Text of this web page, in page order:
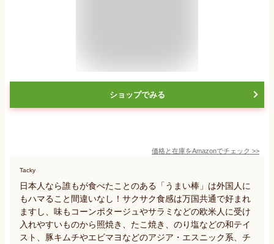
ショップでみる
価格と在庫をAmazonでチェック >>
Tacky
日本人なら誰もが食べたことのある「うまい棒」は外国人に
もハマること間違いなし！サクサク食感は万国共通で好まれ
ますし、味もコーンポタージュやサラミなどの欧米人に受け
入れやすいものから照焼き、たこ焼き、のり塩などの和テイ
スト、豚キムチやエビマヨなどのアジア・エスニック系、チ